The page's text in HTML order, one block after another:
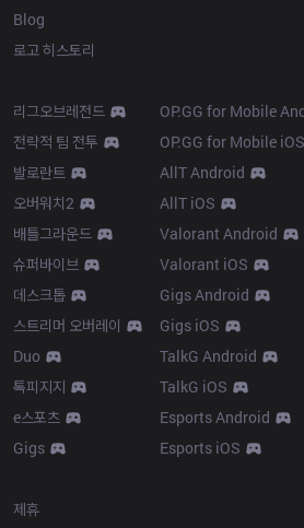
Blog
로고 히스토리
리그오브레전드
전략적 팀 전투
발로란트
오버워치2
배틀그라운드
슈퍼바이브
데스크톱
스트리머 오버레이
Duo
톡피지지
e스포츠
Gigs
OP.GG for Mobile
OP.GG for Mobile iOS
AllT Android
AllT iOS
Valorant Android
Valorant iOS
Gigs Android
Gigs iOS
TalkG Android
TalkG iOS
Esports Android
Esports iOS
제휴